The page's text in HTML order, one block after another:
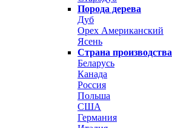
Порода дерева
Дуб
Орех Американский
Ясень
Страна производства
Беларусь
Канада
Россия
Польша
США
Германия